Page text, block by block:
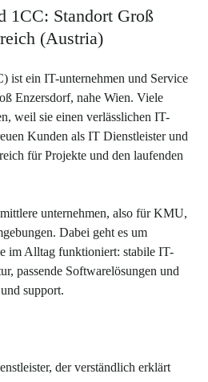
1CC: Standort Groß
(Austria)
ist ein IT-unternehmen und Service
Enzersdorf, nahe Wien. Viele
weil sie einen verlässlichen IT-
Kunden als IT Dienstleister und
für Projekte und den laufenden
unternehmen, also für KMU,
Dabei geht es um
im Alltag funktioniert: stabile IT-
passende Softwarelösungen und
support.
der verständlich erklärt